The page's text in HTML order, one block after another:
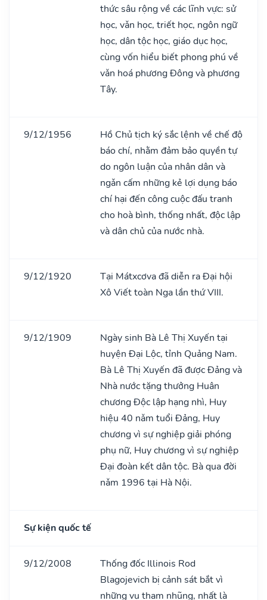
thức sâu rộng về các lĩnh vực: sử
học, vǎn học, triết học, ngôn ngữ
học, dân tộc học, giáo dục học,
cùng vốn hiểu biết phong phú về
vǎn hoá phương Đông và phương
Tây.
9/12/1956
Hồ Chủ tịch ký sắc lệnh về chế độ
báo chí, nhằm đảm bảo quyền tự
do ngôn luận của nhân dân và
ngǎn cấm những kẻ lợi dụng báo
chí hại đến công cuộc đấu tranh
cho hoà bình, thống nhất, độc lập
và dân chủ của nước nhà.
9/12/1920
Tại Mátxcơva đã diễn ra Đại hội
Xô Viết toàn Nga lần thứ VIII.
9/12/1909
Ngày sinh Bà Lê Thị Xuyến tại
huyện Đại Lộc, tỉnh Quảng Nam.
Bà Lê Thị Xuyến đã được Đảng và
Nhà nước tặng thưởng Huân
chương Độc lập hạng nhì, Huy
hiệu 40 nǎm tuổi Đảng, Huy
chương vì sự nghiệp giải phóng
phụ nữ, Huy chương vì sự nghiệp
Đại đoàn kết dân tộc. Bà qua đời
nǎm 1996 tại Hà Nội.
Sự kiện quốc tế
9/12/2008
Thống đốc Illinois Rod
Blagojevich bị cảnh sát bắt vì
những vụ tham nhũng, nhất là